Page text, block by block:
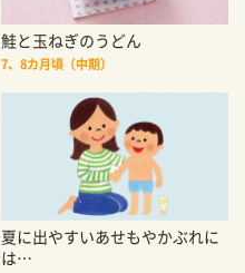
鮭と玉ねぎのうどん
7、8カ月頃（中期）
夏に出やすいあせもやかぶれに
は…